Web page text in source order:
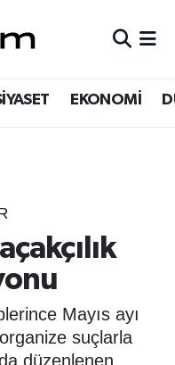
EKONOMİ
Mayıs ayı
suçlarla
düzenlenen